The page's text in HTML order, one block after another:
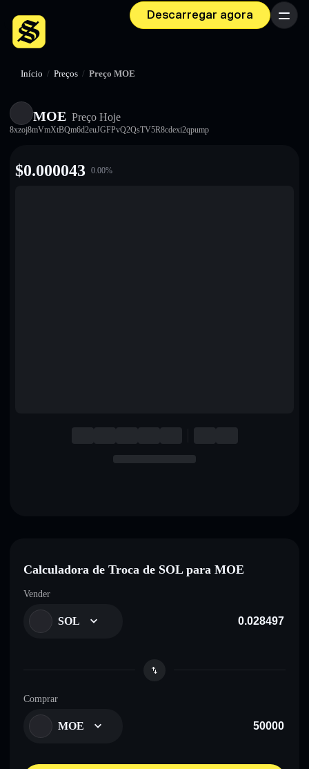
Descarregar agora Menu
Início / Preços / Preço MOE
MOE Preço Hoje
8xzoj8mVmXtBQm6d2euJGFPvQ2QsTV5R8cdexi2qpump
$0.000043 0.00%
Calculadora de Troca de SOL para MOE
Vender
SOL
Comprar
MOE